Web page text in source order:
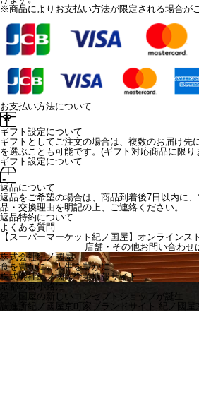
※商品によりお支払い方法が限定される場合が
お支払い方法について
ギフト設定について
ギフトとしてご注文の場合は、複数のお届け先
を選ぶことも可能です。(ギフト対応商品に限り
ギフト設定について
返品について
返品をご希望の場合は、商品到着後7日以内に
品・交換理由を明記の上、ご連絡ください。
返品特約について
よくある質問
【スーパーマーケット紀ノ国屋】オンラインス
店舗・その他お問い合わせ
株式会社紀ノ國屋
食を豊かに、人生を豊かに
株式会社紀ノ國屋企業情報サイト
京都の富小路に
紀ノ国屋の新しいコンセプトショップが誕生
調進所紀ノ國屋京町家ブランドサイト 紀ノ國屋